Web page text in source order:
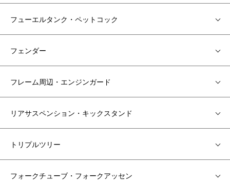
フューエルタンク・ペットコック
フェンダー
フレーム周辺・エンジンガード
リアサスペンション・キックスタンド
トリプルツリー
フォークチューブ・フォークアッセン